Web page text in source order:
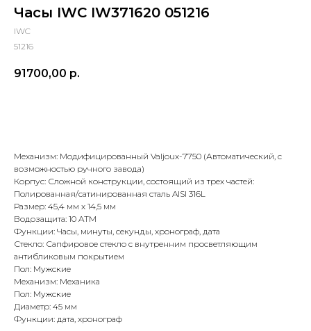
Часы IWC IW371620 051216
IWC
51216
91700,00 р.
Механизм: Модифицированный Valjoux-7750 (Автоматический, с
возможностью ручного завода)
Корпус: Сложной конструкции, состоящий из трех частей:
Полированная/сатинированная сталь AISI 316L
Размер: 45,4 мм х 14,5 мм
Водозащита: 10 ATM
Функции: Часы, минуты, секунды, хронограф, дата
Стекло: Сапфировое стекло с внутренним просветляющим
антибликовым покрытием
Пол: Мужские
Механизм: Механика
Пол: Мужские
Диаметр: 45 мм
Функции: дата, хронограф
Оплата при получении
Заказ опласивается
после примерки и
осмотра товара
Подробная
консультация
Ответим на все вопросы
обслуживание
На все товары
Превосходное исполнение